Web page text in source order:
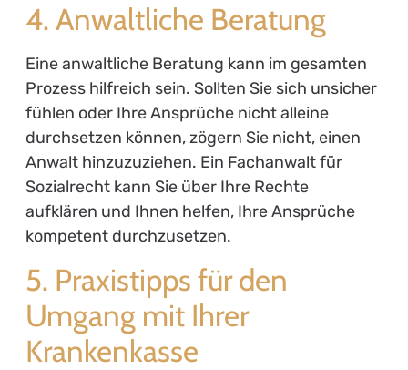
4. Anwaltliche Beratung
Eine anwaltliche Beratung kann im gesamten
Prozess hilfreich sein. Sollten Sie sich unsicher
fühlen oder Ihre Ansprüche nicht alleine
durchsetzen können, zögern Sie nicht, einen
Anwalt hinzuzuziehen. Ein Fachanwalt für
Sozialrecht kann Sie über Ihre Rechte
aufklären und Ihnen helfen, Ihre Ansprüche
kompetent durchzusetzen.
5. Praxistipps für den
Umgang mit Ihrer
Krankenkasse